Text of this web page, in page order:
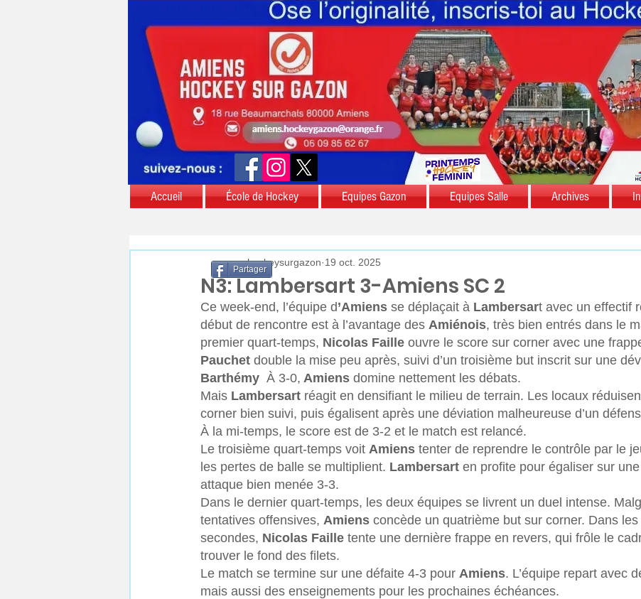
Accueil École de Hockey Equipes Gazon Equipes Salle Archives
N3: Lambersart 3-Amiens SC 2
aschockeysurgazon 19 oct. 2025
Ce week-end, l’équipe d’Amiens se déplaçait à Lambersart avec un effectif
début de rencontre est à l’avantage des Amiénois, très bien entrés dans le
premier quart-temps, Nicolas Faille ouvre le score sur corner avec une
Pauchet double la mise peu après, suivi d’un troisième but inscrit sur une
Barthémy À 3-0, Amiens domine nettement les débats.
Mais Lambersart réagit en densifiant le milieu de terrain. Les locaux
corner bien suivi, puis égalisent après une déviation malheureuse d’un
À la mi-temps, le score est de 3-2 et le match est relancé.
Le troisième quart-temps voit Amiens tenter de reprendre le contrôle par le
les pertes de balle se multiplient. Lambersart en profite pour égaliser sur
attaque bien menée 3-3.
Dans le dernier quart-temps, les deux équipes se livrent un duel intense.
tentatives offensives, Amiens concède un quatrième but sur corner. Dans
secondes, Nicolas Faille tente une dernière frappe en revers, qui frôle le
trouver le fond des filets.
Le match se termine sur une défaite 4-3 pour Amiens. L’équipe repart avec
mais aussi des enseignements pour les prochaines échéances.
Partager